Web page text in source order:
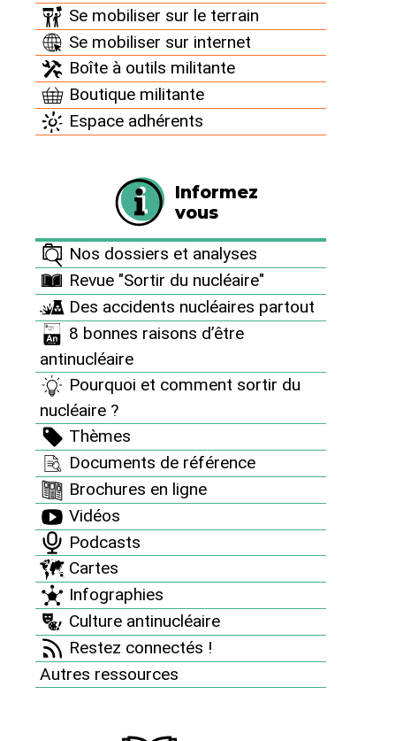
Se mobiliser sur le terrain
Se mobiliser sur internet
Boîte à outils militante
Boutique militante
Espace adhérents
Informez
vous
Nos dossiers et analyses
Revue "Sortir du nucléaire"
Des accidents nucléaires partout
8 bonnes raisons d’être
antinucléaire
Pourquoi et comment sortir du
nucléaire ?
Thèmes
Documents de référence
Brochures en ligne
Vidéos
Podcasts
Cartes
Infographies
Culture antinucléaire
Restez connectés !
Autres ressources
Sortir du nucléaire n°101
Culture locale, changement total : un
dessein socio-technique
Revue "Sortir du nucléaire"
"Coup de chaud sur les
inégalités" : s’attaquer aux
inégalités climatiques par le jeu
Créé en 2022, le jeu "Coup de chaud sur les inégalités"
met en lien les enjeux climatiques et sociaux. Il permet
à chacun de s’interroger sur sa manière de vivre et
l’impact de ses choix ou de ses non-choix sur
l’environnement.